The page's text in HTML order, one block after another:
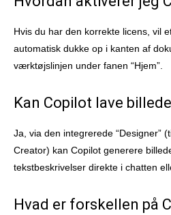
Hvis du har den korrekte licens, vil
automatisk dukke op i kanten af
værktøjslinjen under fanen “Hjem”.
Kan Copilot lave
Ja, via den integrerede “Designer”
Creator) kan Copilot generere
tekstbeskrivelser direkte i chatten
Hvad er forskellen på